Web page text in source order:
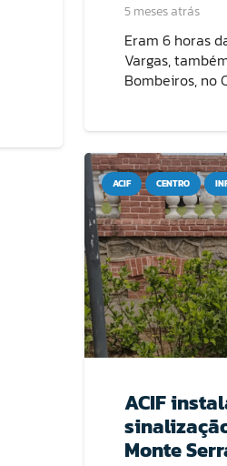
5 meses atrás
Eram 6 horas
Vargas,
Bombeiros, no
ACIF CENTRO
ACIF
Monte